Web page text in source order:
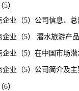
）
5）公司信息、总部
5） 潜水旅游产品
5）在中国市场潜水
5）公司简介及主
）